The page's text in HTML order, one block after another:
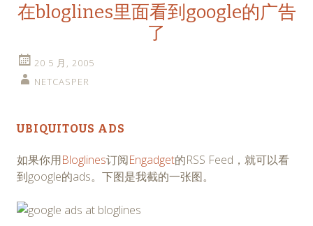
在bloglines里面看到google的广告
了
20 5 月, 2005
NETCASPER
UBIQUITOUS ADS
如果你用Bloglines订阅Engadget的RSS Feed，就可以看
到google的ads。下图是我截的一张图。